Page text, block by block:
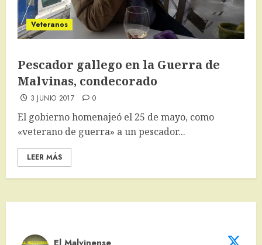
Veteranos
Pescador gallego en la Guerra de
Malvinas, condecorado
3 JUNIO 2017 0
El gobierno homenajeó el 25 de mayo, como
«veterano de guerra» a un pescador...
LEER MÁS